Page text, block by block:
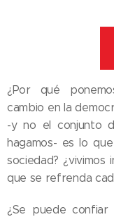
¿Por qué
cambio en la
-y no el conjunto
hagamos- es lo
sociedad? ¿vivimos
que se refrenda
¿Se puede